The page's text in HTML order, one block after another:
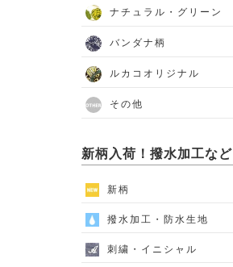
ナチュラル・グリーン
バンダナ柄
ルカコオリジナル
その他
新柄入荷！撥水加工など
新柄
撥水加工・防水生地
刺繍・イニシャル